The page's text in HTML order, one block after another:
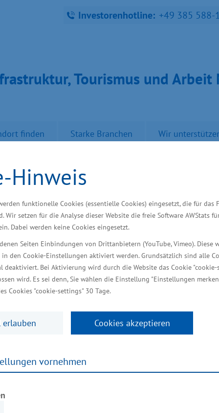
Hinweis
funktionelle Cookies (essentielle Cookies) eingesetzt, die für das
Wir setzen für die Analyse dieser Website die freie Software AWStats
Dabei werden keine Cookies eingesetzt.
Seiten Einbindungen von Drittanbietern (YouTube, Vimeo). Diese
in den Cookie-Einstellungen aktiviert werden. Grundsätzlich sind alle
Bei Aktivierung wird durch die Website das Cookie "cookie-
wird. Es sei denn, Sie wählen die Einstellung "Einstellungen
Cookies "cookie-settings" 30 Tage.
erlauben Cookies akzeptieren
vornehmen
Investorenhotline: +49 385 588-
Tou­ris­mus und Ar­beit
finden Starke Branchen Wir
Kreien offiziell in
Energien
profitieren“
Vietlübbe-Kreien (Landkreis Ludwigslust-
Vorpommern eine große Chance. Der
unserem Land erhebliche wirtschaftliche
ist, dass die damit verbundene
Haushalte in den Gemeinden Kreien, Gehlsbach
die Gemeinden Gehlsbach, Kreien,